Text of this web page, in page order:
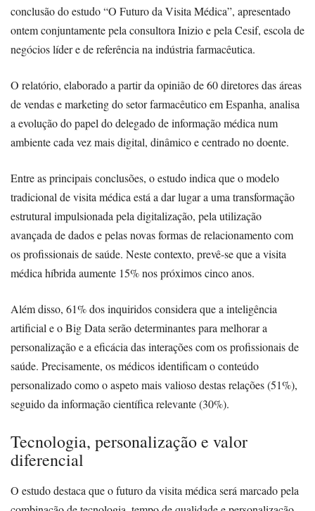
conclusão do estudo “O Futuro da Visita Médica”, apresentado
ontem conjuntamente pela consultora Inizio e pela Cesif, escola de
negócios líder e de referência na indústria farmacêutica.
O relatório, elaborado a partir da opinião de 60 diretores das áreas
de vendas e marketing do setor farmacêutico em Espanha, analisa
a evolução do papel do delegado de informação médica num
ambiente cada vez mais digital, dinâmico e centrado no doente.
Entre as principais conclusões, o estudo indica que o modelo
tradicional de visita médica está a dar lugar a uma transformação
estrutural impulsionada pela digitalização, pela utilização
avançada de dados e pelas novas formas de relacionamento com
os profissionais de saúde. Neste contexto, prevê-se que a visita
médica híbrida aumente 15% nos próximos cinco anos.
Além disso, 61% dos inquiridos considera que a inteligência
artificial e o Big Data serão determinantes para melhorar a
personalização e a eficácia das interações com os profissionais de
saúde. Precisamente, os médicos identificam o conteúdo
personalizado como o aspeto mais valioso destas relações (51%),
seguido da informação científica relevante (30%).
Tecnologia, personalização e valor
diferencial
O estudo destaca que o futuro da visita médica será marcado pela